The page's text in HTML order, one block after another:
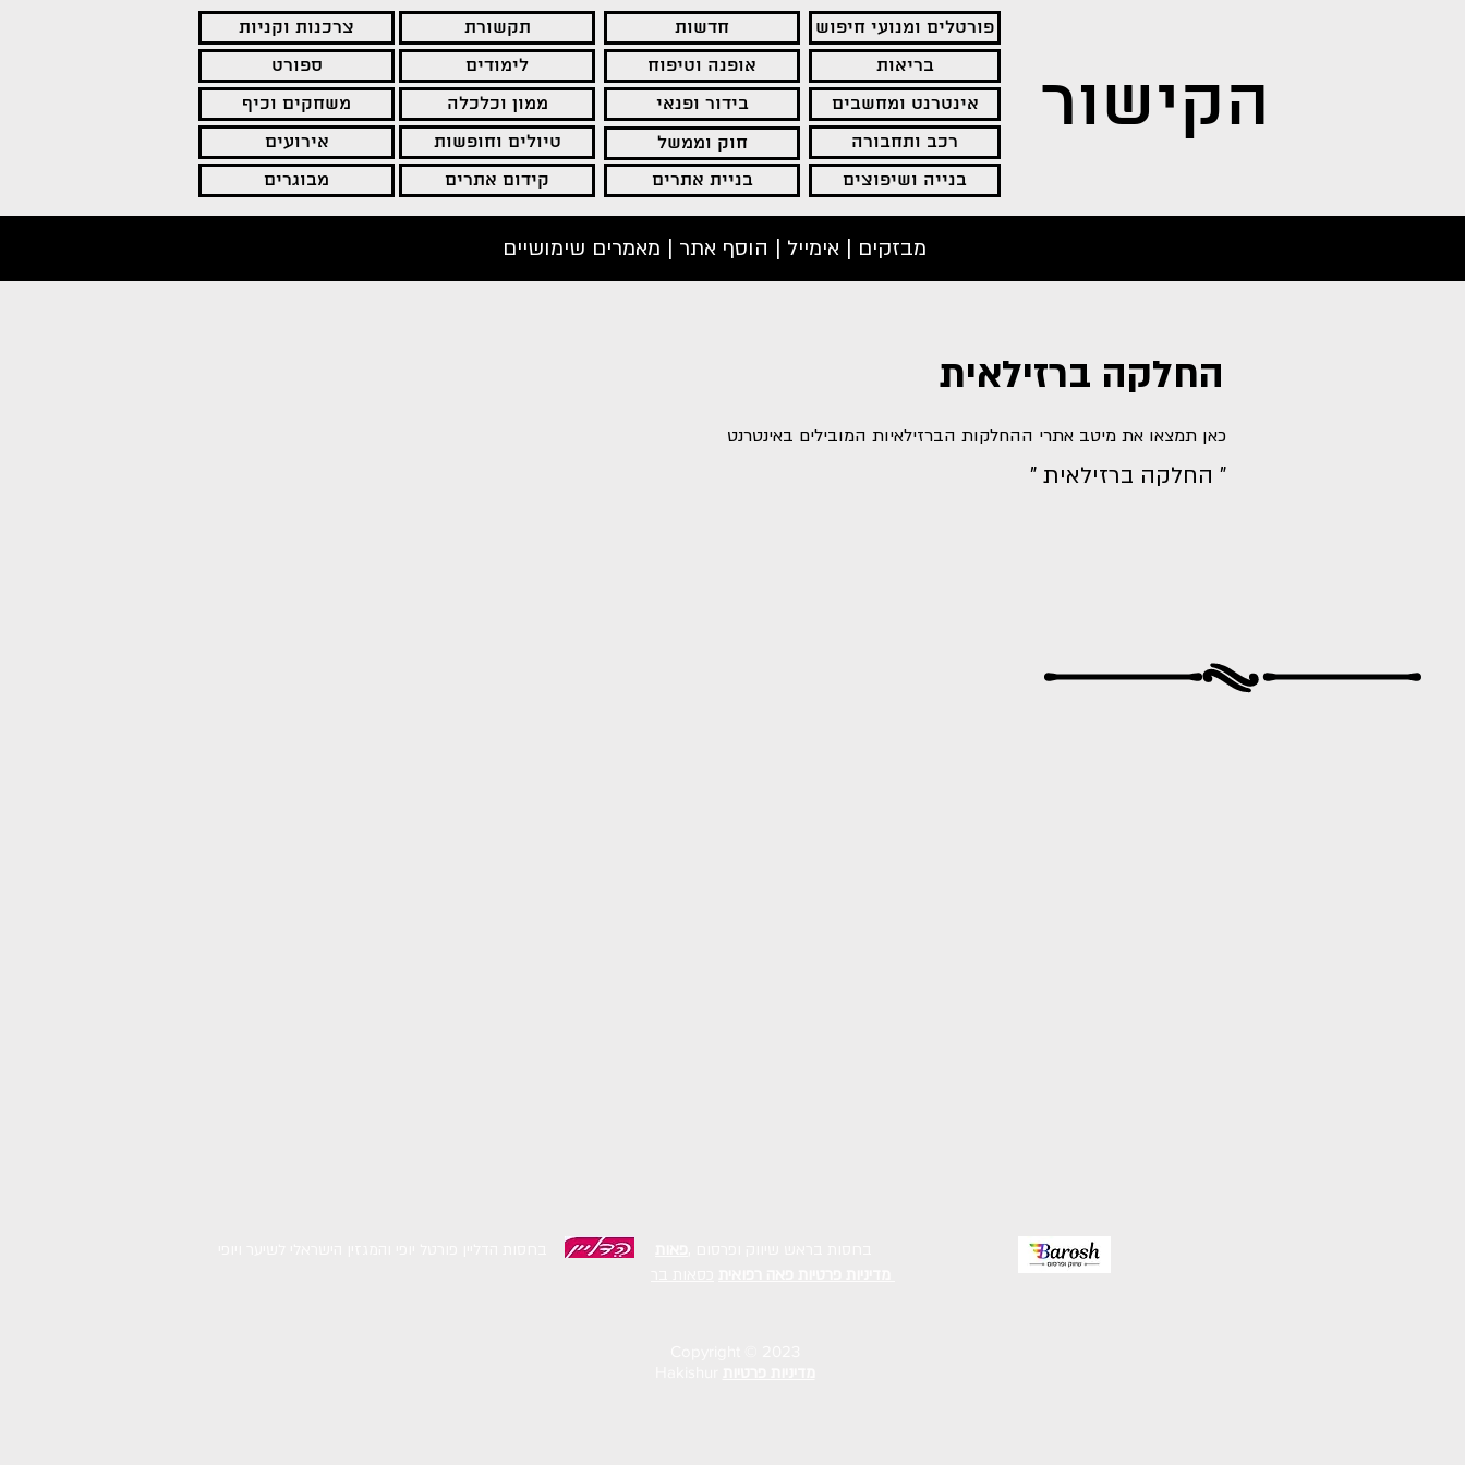
צרכנות וקניות
תקשורת
ספורט
לימודים
משחקים וכיף
ממון וכלכלה
אירועים
טיולים וחופשות
מבוגרים
קידום אתרים
חדשות
אופנה וטיפוח
בידור ופנאי
חוק וממשל
בניית אתרים
פורטלים ומנועי חיפוש
בריאות
אינטרנט ומחשבים
רכב ותחבורה
הקישור
בנייה ושיפוצים
מבזקים |אימייל | הוסף אתר | מאמרים שימושיים
החלקה ברזילאית
כאן תמצאו את מיטב אתרי ההחלקות הברזילאיות המובילים באינטרנט
" החלקה ברזילאית "